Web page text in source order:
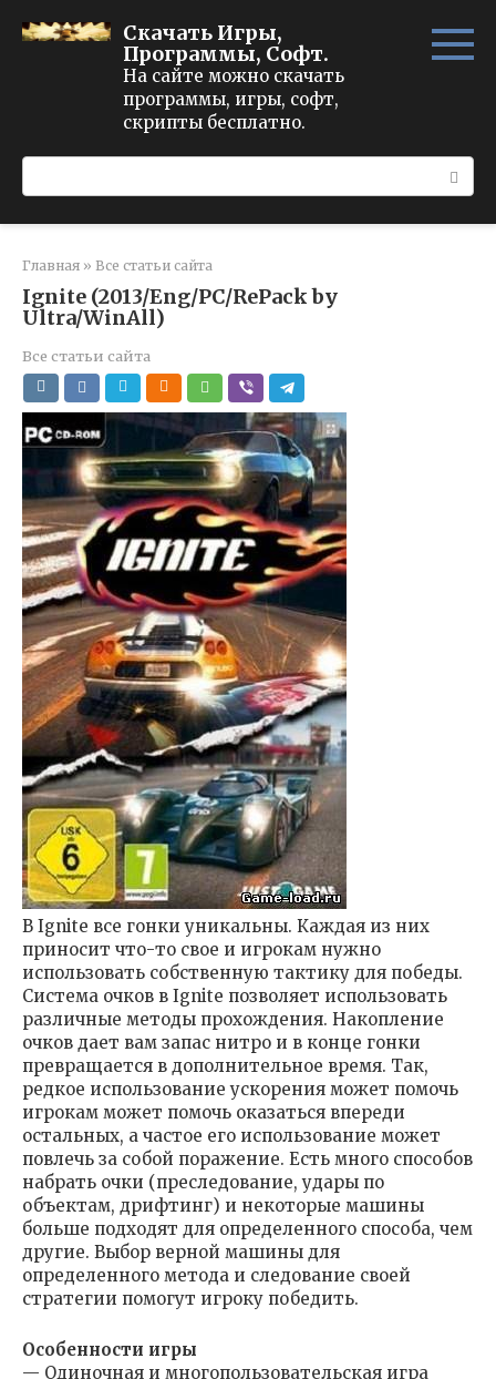
Скачать Игры,
Программы, Софт.
На сайте можно скачать
программы, игры, софт,
скрипты бесплатно.
Главная » Все статьи сайта
Ignite (2013/Eng/PC/RePack by
Ultra/WinAll)
Все статьи сайта
В Ignite все гонки уникальны. Каждая из них
приносит что-то свое и игрокам нужно
использовать собственную тактику для победы.
Система очков в Ignite позволяет использовать
различные методы прохождения. Накопление
очков дает вам запас нитро и в конце гонки
превращается в дополнительное время. Так,
редкое использование ускорения может помочь
игрокам может помочь оказаться впереди
остальных, а частое его использование может
повлечь за собой поражение. Есть много способов
набрать очки (преследование, удары по
объектам, дрифтинг) и некоторые машины
больше подходят для определенного способа, чем
другие. Выбор верной машины для
определенного метода и следование своей
стратегии помогут игроку победить.
Особенности игры
— Одиночная и многопользовательская игра